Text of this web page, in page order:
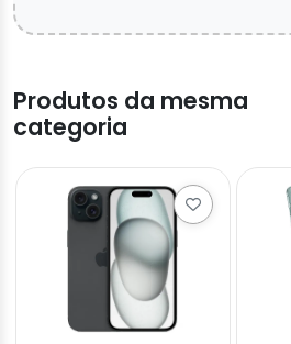
Produtos da mesma
categoria